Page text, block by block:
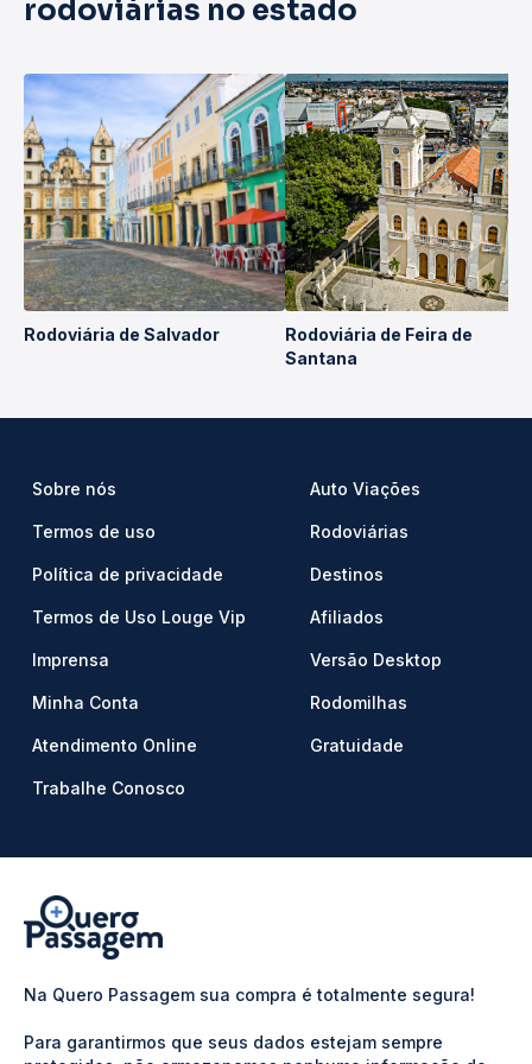
rodoviárias no estado
Rodoviária de Salvador
Rodoviária de Feira de
Santana
Sobre nós
Termos de uso
Política de privacidade
Termos de Uso Louge Vip
Imprensa
Minha Conta
Atendimento Online
Trabalhe Conosco
Auto Viações
Rodoviárias
Destinos
Afiliados
Versão Desktop
Rodomilhas
Gratuidade
Na Quero Passagem sua compra é totalmente segura!
Para garantirmos que seus dados estejam sempre